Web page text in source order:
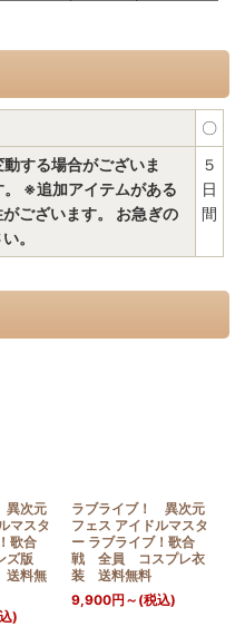
〇
する場合がございま
※追加アイテムがある
ございます。 お急ぎの
。
５
日
間
異次元
マスタ
歌合
ズ版
送料無
)
ラブライブ！ 異次元
フェス アイドルマスタ
ー ラブライブ！歌合
戦 全員 コスプレ衣
装 送料無料
9,900円 ～ (税込)